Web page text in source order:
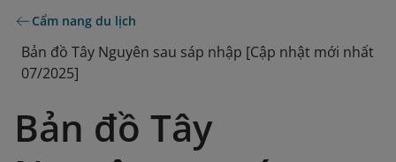
Cẩm nang du lịch
Bản đồ Tây Nguyên sau sáp nhập [Cập nhật mới nhất
07/2025]
Bản đồ Tây